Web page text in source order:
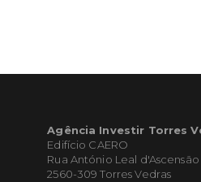
Agência Investir Torres
Edifício CAERO
Rua António Leal d'Ascensão
2560-309 Torres Vedras